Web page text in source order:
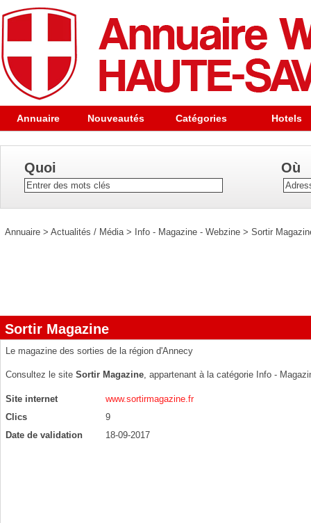
Annuaire Nouveautés Catégories Hotels
Quoi Où
Annuaire > Actualités / Média> Info - Magazine - Webzine > Sortir
Sortir Magazine
Le magazine des sorties de la région d'Annecy
Consultez le site Sortir Magazine, appartenant à la catégorie Info -
Site internet
www.sortirmagazine.fr
Clics
9
Date de validation
18-09-2017